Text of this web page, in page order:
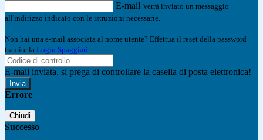
E-mail Verrà inviato un messaggio
all'indirizzo indicato con le istruzioni necessarie.
Non hai una e-mail associata al nome utente? Effettua il reset della password
tramite la Login Spaggiari
E-mail inviata, si prega di controllare la casella di posta elettronica!
Errore
Chiudi
Successo